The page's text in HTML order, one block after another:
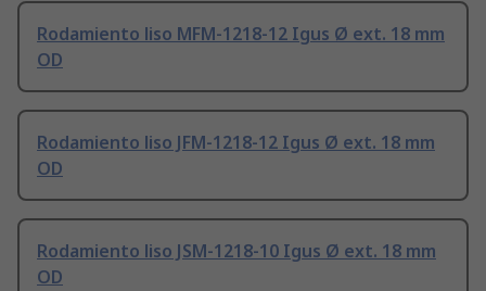
Rodamiento liso MFM-1218-12 Igus Ø ext. 18 mm
OD
Rodamiento liso JFM-1218-12 Igus Ø ext. 18 mm
OD
Rodamiento liso JSM-1218-10 Igus Ø ext. 18 mm
OD